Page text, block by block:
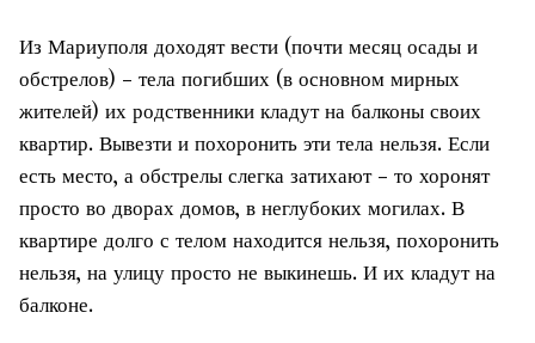
Из Мариуполя доходят вести (почти месяц осады и
обстрелов) – тела погибших (в основном мирных
жителей) их родственники кладут на балконы своих
квартир. Вывезти и похоронить эти тела нельзя. Если
есть место, а обстрелы слегка затихают – то хоронят
просто во дворах домов, в неглубоких могилах. В
квартире долго с телом находится нельзя, похоронить
нельзя, на улицу просто не выкинешь. И их кладут на
балконе.